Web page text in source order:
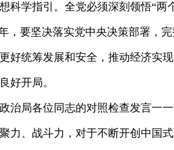
科学指引。全党必须深刻领悟“两
，要坚决落实党中央决策部署，
好统筹发展和安全，推动经济实
好开局。
局各位同志的对照检查发言一一
力、战斗力，对于不断开创中国